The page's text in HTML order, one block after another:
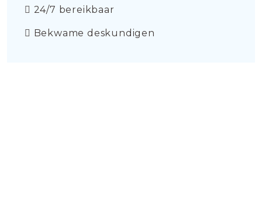
24/7 bereikbaar
Bekwame deskundigen